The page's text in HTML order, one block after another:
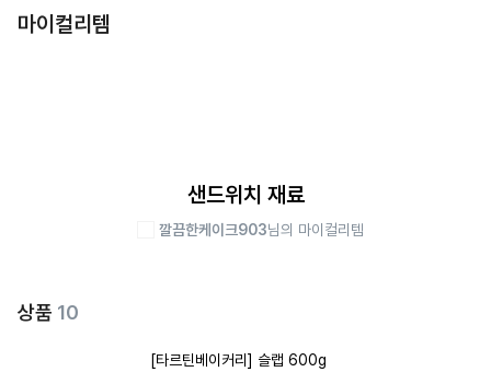
마이컬리템
샌드위치 재료
깔끔한케이크903님의 마이컬리템
상품 10
[타르틴베이커리] 슬랩 600g